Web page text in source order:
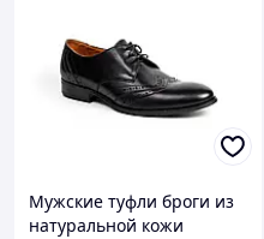
Мужские туфли броги из
натуральной кожи